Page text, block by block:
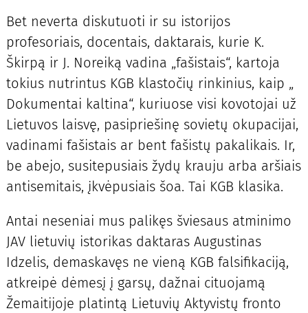
Bet neverta diskutuoti ir su istorijos
profesoriais, docentais, daktarais, kurie K.
Škirpą ir J. Noreiką vadina „fašistais“, kartoja
tokius nutrintus KGB klastočių rinkinius, kaip „
Dokumentai kaltina“, kuriuose visi kovotojai už
Lietuvos laisvę, pasipriešinę sovietų okupacijai,
vadinami fašistais ar bent fašistų pakalikais. Ir,
be abejo, susitepusiais žydų krauju arba aršiais
antisemitais, įkvėpusiais šoa. Tai KGB klasika.
Antai neseniai mus palikęs šviesaus atminimo
JAV lietuvių istorikas daktaras Augustinas
Idzelis, demaskavęs ne vieną KGB falsifikaciją,
atkreipė dėmesį į garsų, dažnai cituojamą
Žemaitijoje platintą Lietuvių Aktyvistų fronto